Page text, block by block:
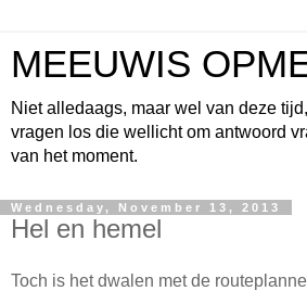
MEEUWIS
Niet alledaags, maar wel van deze
vragen los die wellicht om antwoord
van het moment.
Wednesday, November 13, 2013
Hel en hemel
Toch is het dwalen met de